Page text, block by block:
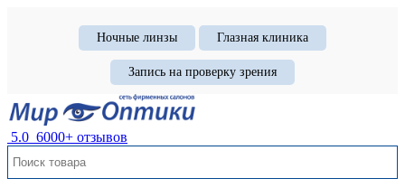
Ночные линзы Глазная клиника
Запись на проверку зрения
5.0 6000+ отзывов